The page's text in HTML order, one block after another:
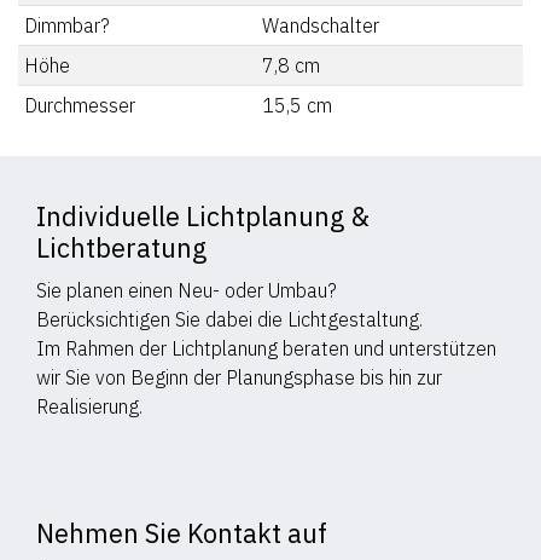
Dimmbar?
Wandschalter
Höhe
7,8 cm
Durchmesser
15,5 cm
Individuelle Lichtplanung &
Lichtberatung
Sie planen einen Neu- oder Umbau?
Berücksichtigen Sie dabei die Lichtgestaltung.
Im Rahmen der Lichtplanung beraten und unterstützen
wir Sie von Beginn der Planungsphase bis hin zur
Realisierung.
Nehmen Sie Kontakt auf